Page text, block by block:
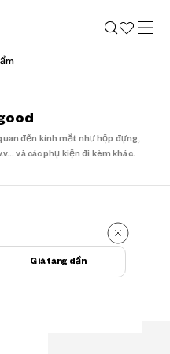
đến kính mắt như hộp đựng,
và các phụ kiện đi kèm khác.
Giá tăng dần